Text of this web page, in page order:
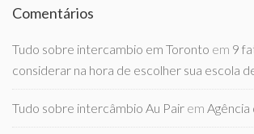
Comentários
Tudo sobre intercambio em Toronto em 9
considerar na hora de escolher sua escola
Tudo sobre intercâmbio Au Pair em